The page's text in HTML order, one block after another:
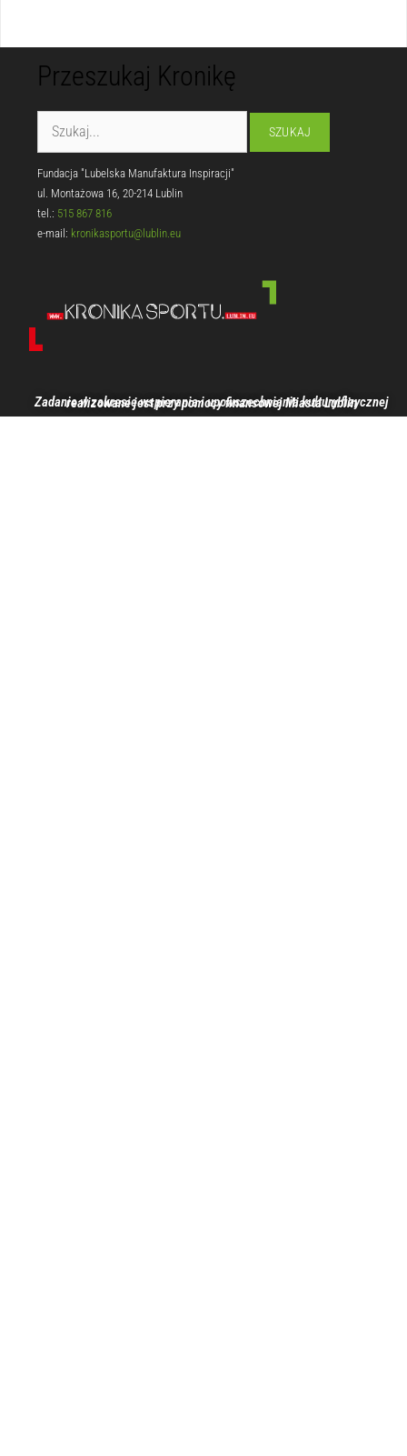
Przeszukaj Kronikę
Fundacja "Lubelska Manufaktura Inspiracji"
ul. Montażowa 16, 20-214 Lublin
tel.: 515 867 816
e-mail: kronikasportu@lublin.eu
Zadanie w zakresie wspierania i upowszechniania kultury fizycznej realizowane jest przy pomocy finansowej Miasta Lublin